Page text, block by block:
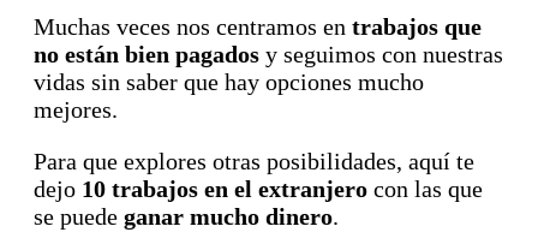
Muchas veces nos centramos en trabajos que
no están bien pagados y seguimos con nuestras
vidas sin saber que hay opciones mucho
mejores.
Para que explores otras posibilidades, aquí te
dejo 10 trabajos en el extranjero con las que
se puede ganar mucho dinero.